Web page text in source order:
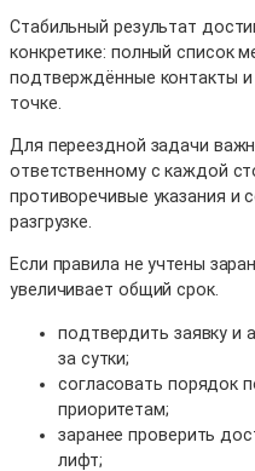
Стабильный результат
конкретике: полный список
подтверждённые контакты
точке.
Для переездной задачи
ответственному с каждой
противоречивые указания и
разгрузке.
Если правила не учтены
увеличивает общий срок.
подтвердить заявку и
за сутки;
согласовать порядок
приоритетам;
заранее проверить
лифт;